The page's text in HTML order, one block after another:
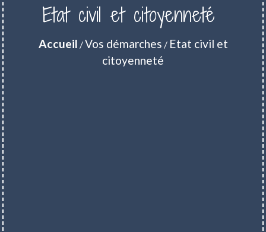
Etat civil et citoyenneté
Accueil /Vos démarches / Etat civil et
citoyenneté